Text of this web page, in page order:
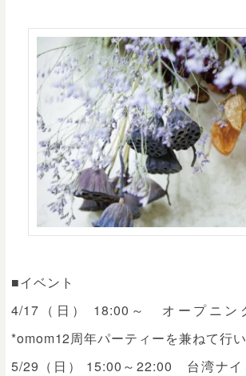
■イベント
4/17（日） 18:00～ オープニン
*omom12周年パーティーを兼ねて行い
5/29（日） 15:00～22:00 台湾ナイ